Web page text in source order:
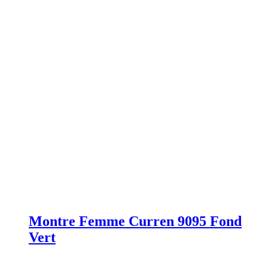
Montre Femme Curren 9095 Fond
Vert